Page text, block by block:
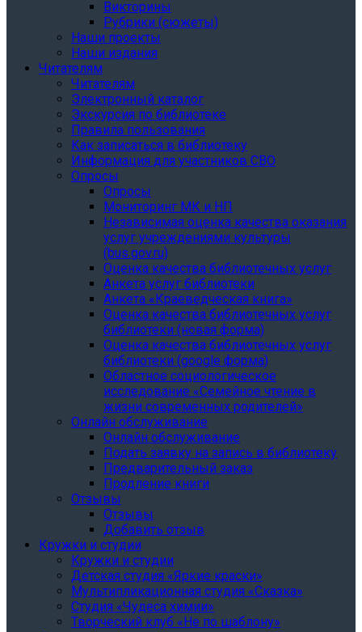
Викторины
Рубрики (сюжеты)
Наши проекты
Наши издания
Читателям
Читателям
Электронный каталог
Экскурсия по библиотеке
Правила пользования
Как записаться в библиотеку
Информация для участников СВО
Опросы
Опросы
Мониторинг МК и НП
Независимая оценка качества оказания
услуг учреждениями культуры
(bus.gov.ru)
Оценка качества библиотечных услуг
Анкета услуг библиотеки
Анкета «Краеведческая книга»
Oценка качества библиотечных услуг
библиотеки (новая форма)
Oценка качества библиотечных услуг
библиотеки (google форма)
Областное социологическое
исследование «Семейное чтение в
жизни современных родителей»
Онлайн обслуживание
Онлайн обслуживание
Подать заявку на запись в библиотеку
Предварительный заказ
Продление книги
Отзывы
Отзывы
Добавить отзыв
Кружки и студии
Кружки и студии
Детская студия «Яркие краски»
Мультипликационная студия «Сказка»
Студия «Чудеса химии»
Творческий клуб «Не по шаблону»